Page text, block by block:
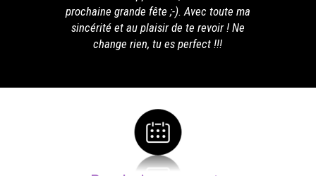
prochaine grande fête ;-). Avec toute ma
sincérité et au plaisir de te revoir ! Ne
change rien, tu es perfect !!!